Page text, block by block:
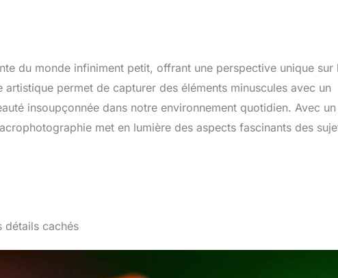
du monde infiniment petit, offrant une perspective unique sur
permet de capturer des éléments minuscules avec un
insoupçonnée dans notre environnement quotidien. Avec un
met en lumière des aspects fascinants des
détails cachés